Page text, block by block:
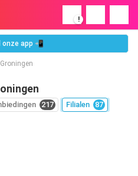
!
onze app 📲
Groningen
217 Filialen 87